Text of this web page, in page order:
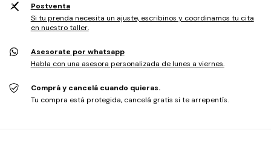
Postventa
Si tu prenda necesita un ajuste, escribinos y coordinamos tu cita
en nuestro taller.
Asesorate por whatsapp
Habla con una asesora personalizada de lunes a viernes.
Comprá y cancelá cuando quieras.
Tu compra está protegida, cancelá gratis si te arrepentís.